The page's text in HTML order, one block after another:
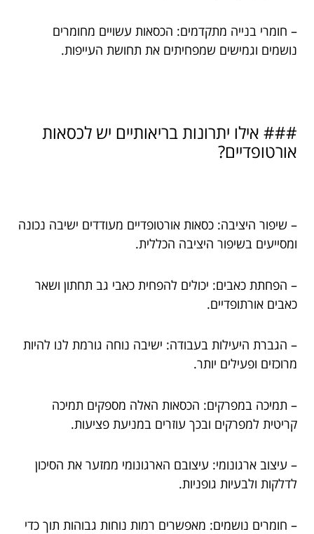
– חומרי בנייה מתקדמים: הכסאות עשויים מחומרים
נושמים וגמישים שמפחיתים את תחושת העייפות.
### אילו יתרונות בריאותיים יש לכסאות
אורטופדיים?
– שיפור היציבה: כסאות אורטופדיים מעודדים ישיבה נכונה
ומסייעים בשיפור היציבה הכללית.
– הפחתת כאבים: יכולים להפחית כאבי גב תחתון ושאר
כאבים אורתופדיים.
– הגברת היעילות בעבודה: ישיבה נוחה גורמת לנו להיות
מרוכזים ופעילים יותר.
– תמיכה במפרקים: הכסאות האלה מספקים תמיכה
קריטית למפרקים ובכך עוזרים במניעת פציעות.
– עיצוב ארגונומי: עיצובם הארגונומי ממזער את הסיכון
לדלקות ולבעיות גופניות.
– חומרים נושמים: מאפשרים רמות נוחות גבוהות תוך כדי